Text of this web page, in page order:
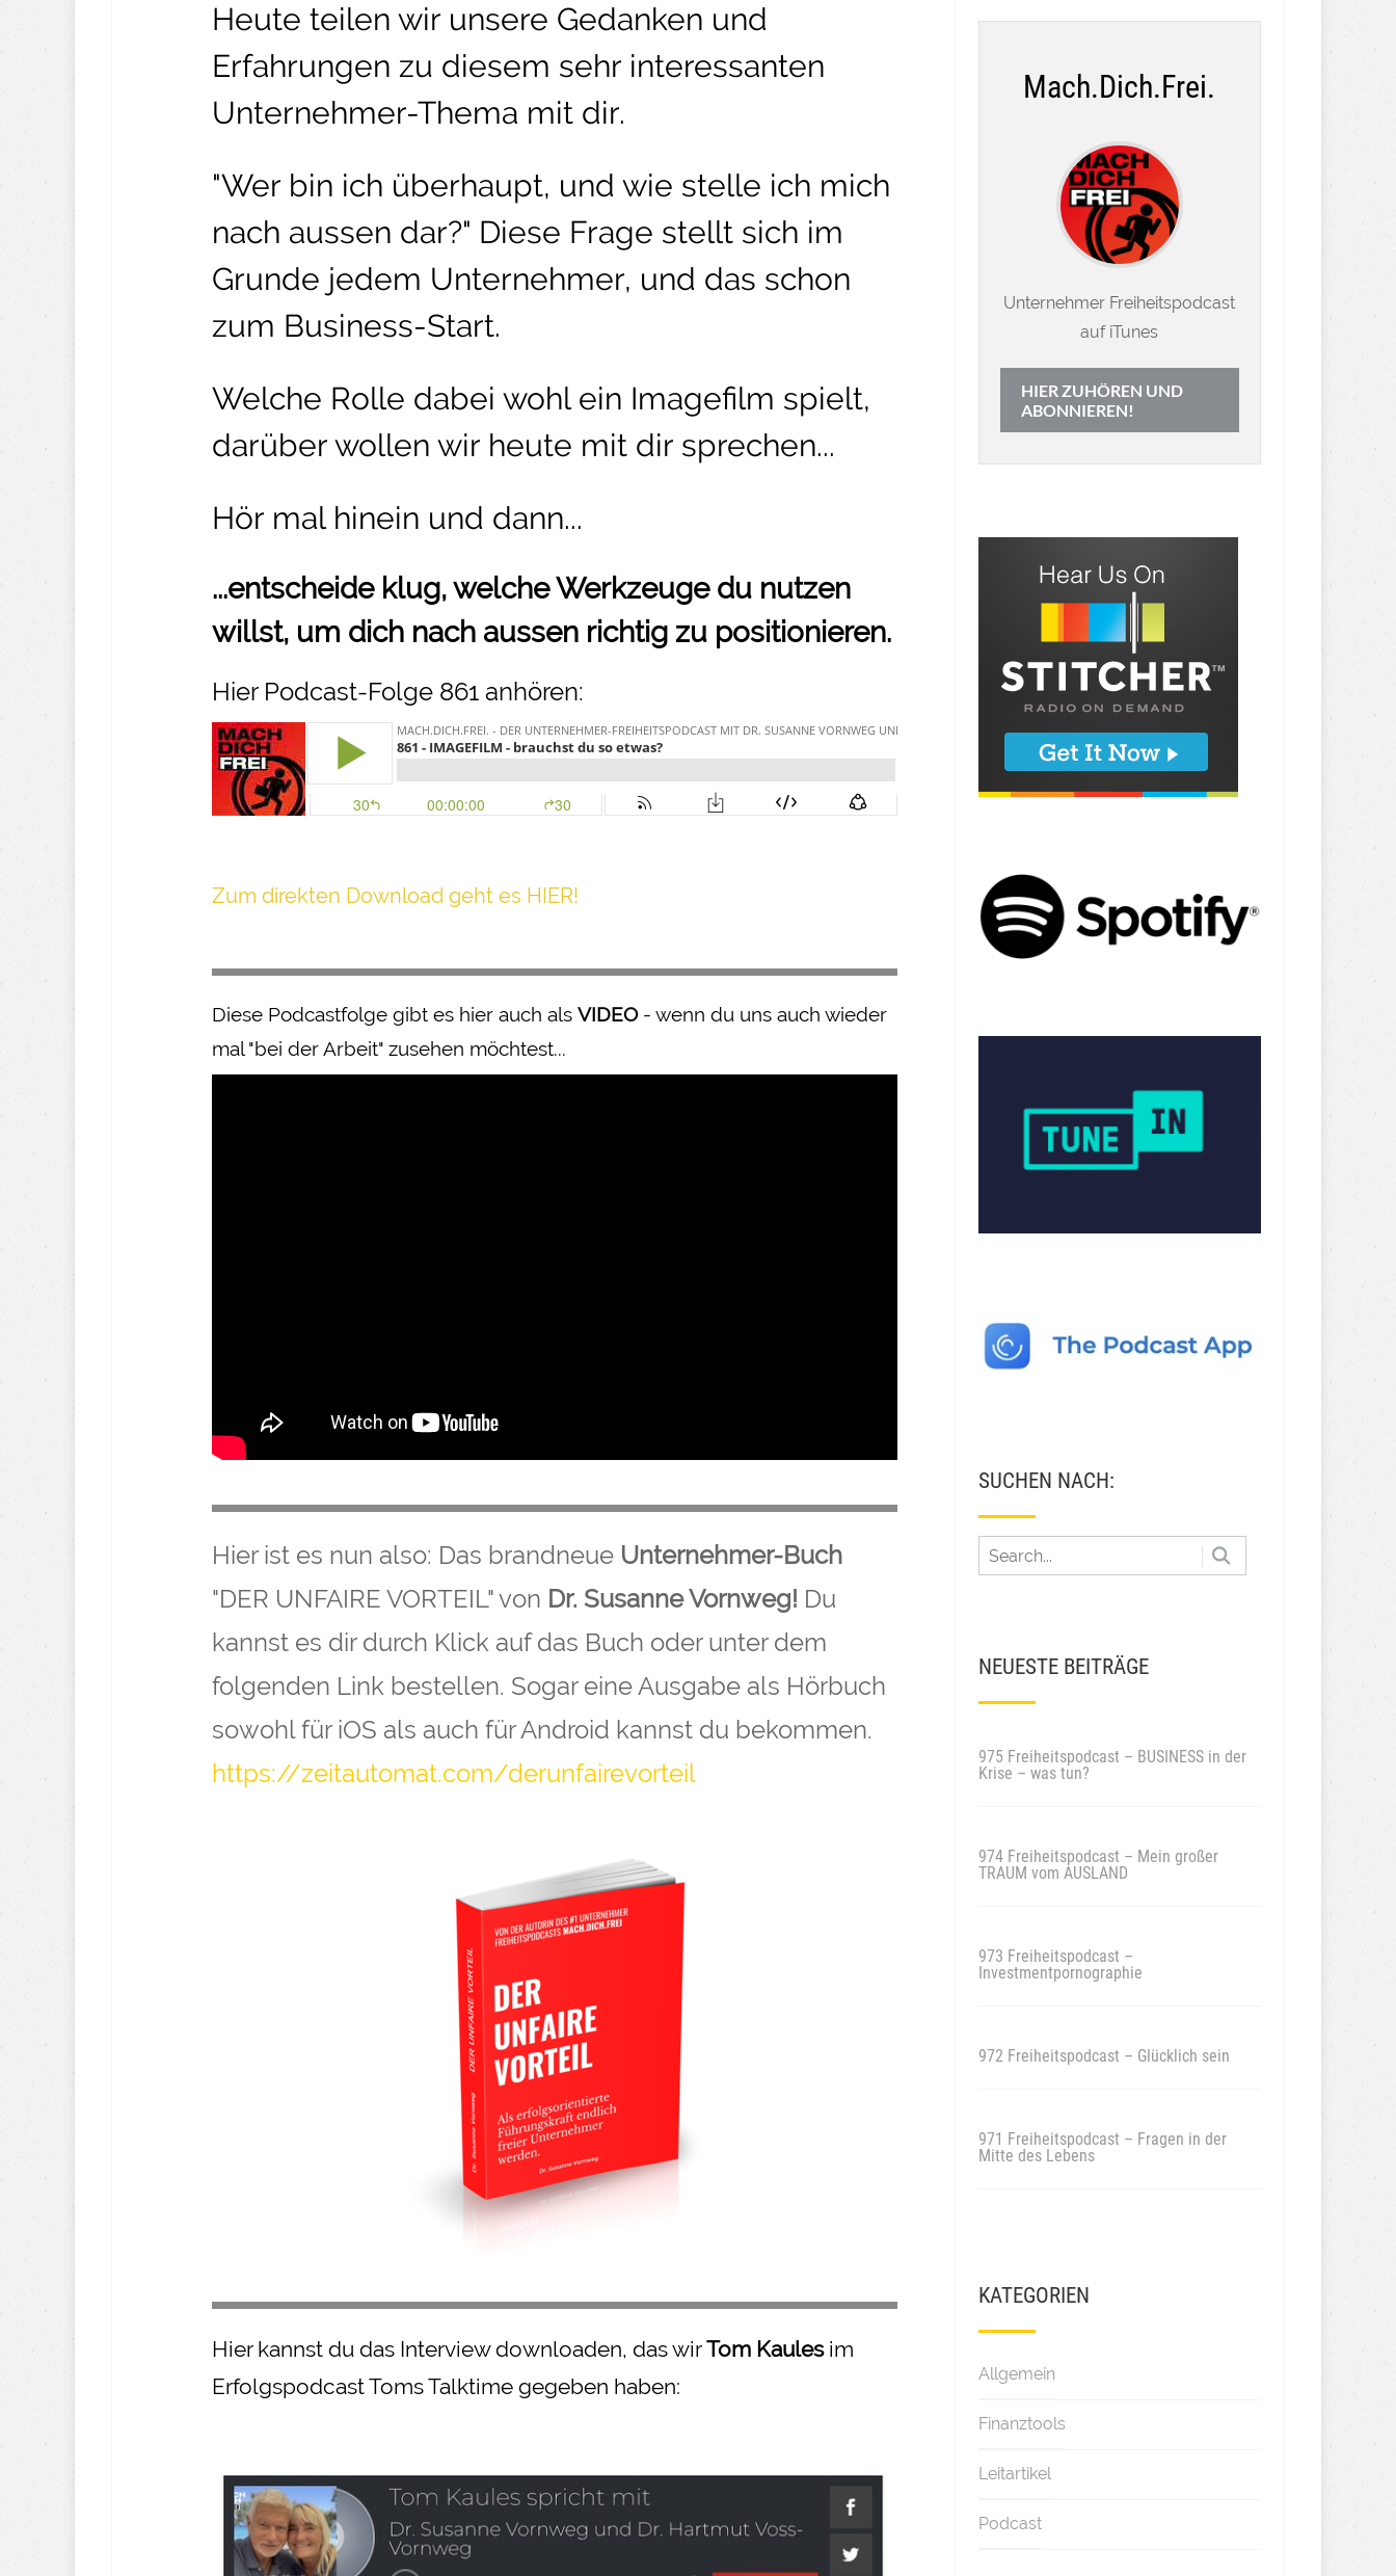
Heute teilen wir unsere Gedanken und
Erfahrungen zu diesem sehr interessanten
Unternehmer-Thema mit dir.
"Wer bin ich überhaupt, und wie stelle ich mich
nach aussen dar?" Diese Frage stellt sich im
Grunde jedem Unternehmer, und das schon
zum Business-Start.
Welche Rolle dabei wohl ein Imagefilm spielt,
darüber wollen wir heute mit dir sprechen...
Hör mal hinein und dann...
...entscheide klug, welche Werkzeuge du nutzen
willst, um dich nach aussen richtig zu positionieren.
Hier Podcast-Folge 861 anhören:
Z um direkte n Download geh t es HIER!
Diese Podcastfolge gibt es hier auch als VIDEO- wenn du uns auch wieder
mal "bei der Arbeit" zusehen möchtest...
Hier ist es nun also: Das brandneue Unternehmer-Buch
"DER UNFAIRE VORTEIL" von Dr. Susanne Vornweg! Du
kannst es dir durch Klick auf das Buch oder unter dem
folgenden Link bestellen. Sogar eine Ausgabe als Hörbuch
sowohl für iOS als auch für Android kannst du bekommen.
https://zeitautomat.com/derunfairevorteil
Hier kannst du das Interview downloaden, das wirTom Kaulesim
Erfolgspodcast Toms Talktime gegeben haben:
Mach.Dich.Frei.
Unternehmer Freiheitspodcast
auf iTunes
HIER ZUHÖREN UND
ABONNIEREN!
SUCHEN NACH:
NEUESTE BEITRÄGE
975 Freiheitspodcast – BUSINESS in der
Krise – was tun?
974 Freiheitspodcast – Mein großer
TRAUM vom AUSLAND
973 Freiheitspodcast –
Investmentpornographie
972 Freiheitspodcast – Glücklich sein
971 Freiheitspodcast – Fragen in der
Mitte des Lebens
KATEGORIEN
Allgemein
Finanztools
Leitartikel
Podcast